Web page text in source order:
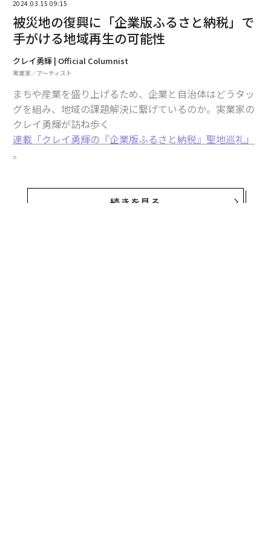
2024.03.15 09:15
被災地の復興に「企業版ふるさと納税」で
手がける地域再生の可能性
クレイ勇輝 | Official Columnist
実業家／アーティスト
まちや産業を盛り上げるため、企業と自治体はどうタッ
グを組み、地域の課題解決に繋げているのか。実業家の
クレイ勇輝が訪ね歩く
連載「クレイ勇輝の『企業版ふるさと納税』聖地巡礼」
。
今回は、能登半島地震で大きな被害を受けた被災地を支
援するための企業版ふるさと納税の活用法に着目。個人
続きを見る